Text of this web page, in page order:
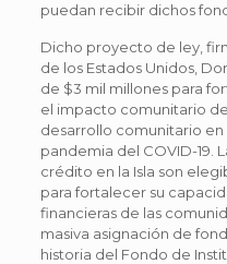
puedan recibir dichos
Dicho proyecto de ley,
de los Estados Unidos,
de $3 mil millones para
el impacto comunitario
desarrollo comunitario
pandemia del COVID-19.
crédito en la Isla son
para fortalecer su
financieras de las
masiva asignación de
historia del Fondo de